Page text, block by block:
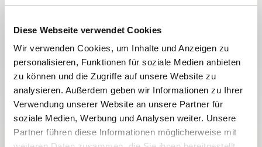
Diese Webseite verwendet Cookies
Wir verwenden Cookies, um Inhalte und Anzeigen zu
personalisieren, Funktionen für soziale Medien anbieten
zu können und die Zugriffe auf unsere Website zu
analysieren. Außerdem geben wir Informationen zu Ihrer
Verwendung unserer Website an unsere Partner für
soziale Medien, Werbung und Analysen weiter. Unsere
Partner führen diese Informationen möglicherweise mit